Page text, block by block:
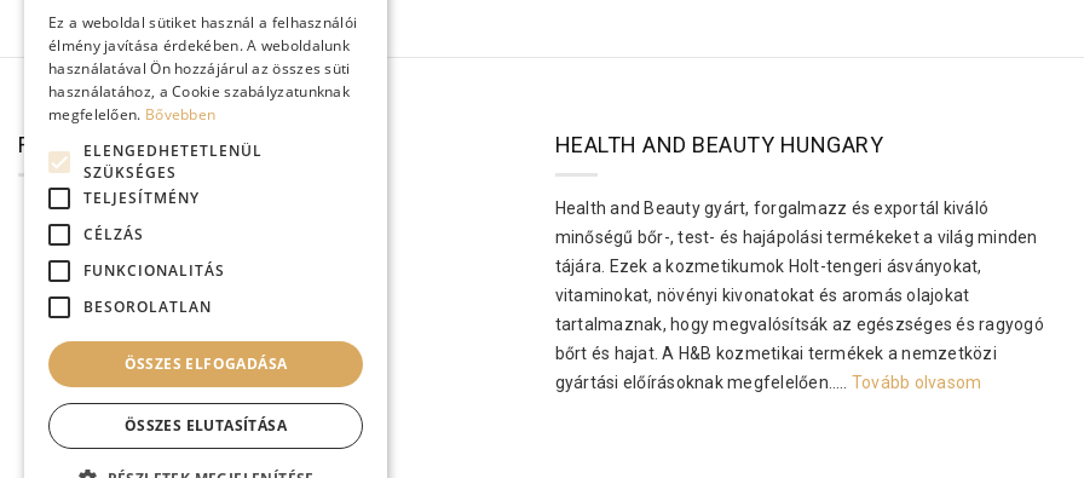
FACEBOOK HEALTH AND BEAUTY HUNGARY
Health and Beauty gyárt, forgalmazz és exportál kiváló
minőségű bőr-, test- és hajápolási termékeket a világ minden
tájára. Ezek a kozmetikumok Holt-tengeri ásványokat,
vitaminokat, növényi kivonatokat és aromás olajokat
tartalmaznak, hogy megvalósítsák az egészséges és ragyogó
bőrt és hajat. A H&B kozmetikai termékek a nemzetközi
gyártási előírásoknak megfelelően….. Tovább olvasom
Ez a weboldal sütiket használ a felhasználói
élmény javítása érdekében. A weboldalunk
használatával Ön hozzájárul az összes süti
használatához, a Cookie szabályzatunknak
megfelelően. Bővebben
ELENGEDHETETLENÜL
SZÜKSÉGES
TELJESÍTMÉNY
CÉLZÁS
FUNKCIONALITÁS
BESOROLATLAN
ÖSSZES ELFOGADÁSA
ÖSSZES ELUTASÍTÁSA